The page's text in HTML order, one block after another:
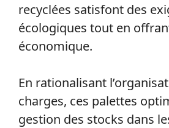
recyclées satisfont des
écologiques tout en
économique.
En rationalisant
charges, ces palettes
gestion des stocks dans